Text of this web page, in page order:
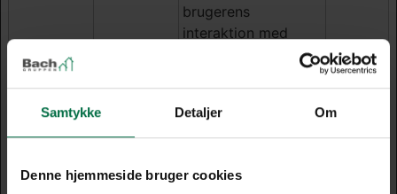
Samtykke Detaljer Om
Denne hjemmeside bruger cookies
brugerens
interaktion med
__Secure-
YouTube
Gemmer brugerens
video-afspiller-
præferencer ved
indlejret YouTube
Session